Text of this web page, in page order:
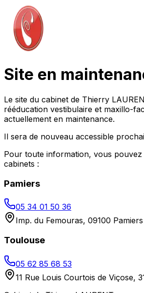
Site en
Le site du cabinet de Thierry
rééducation vestibulaire et maxillo-
actuellement en maintenance.
Il sera de nouveau accessible
Pour toute information, vous
cabinets :
Pamiers
05 34 01 50 36
Imp. du Femouras, 09100 Pamiers
Toulouse
05 62 85 68 53
11 Rue Louis Courtois de Viçose,